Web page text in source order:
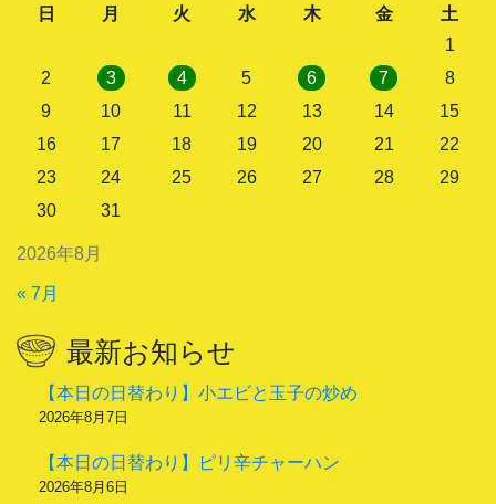
2026年8月
日 月 火 水 木 金
土
1
2
3 4 5 6 7
8
9
10 11 12 13 14
15
16
17 18 19 20 21
22
23
24 25 26 27 28
29
30
31
« 7月
最新お知らせ
【本日の日替わり】小エビと玉子の炒め
2026年8月7日
【本日の日替わり】ピリ辛チャーハン
2026年8月6日